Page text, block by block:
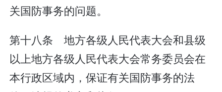
关国防事务的问题。
第十八条 地方各级人民代表大会和县级
以上地方各级人民代表大会常务委员会在
本行政区域内，保证有关国防事务的法